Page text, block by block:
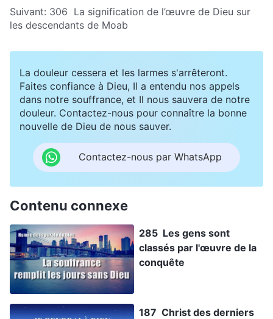
Suivant: 306 La signification de l’œuvre de Dieu sur
les descendants de Moab
La douleur cessera et les larmes s'arrêteront.
Faites confiance à Dieu, Il a entendu nos appels
dans notre souffrance, et Il nous sauvera de notre
douleur. Contactez-nous pour connaître la bonne
nouvelle de Dieu de nous sauver.
Contactez-nous par WhatsApp
Contenu connexe
285 Les gens sont
classés par l'œuvre de la
conquête
187 Christ des derniers